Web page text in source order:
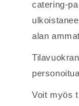
catering-
alan
Voit myös